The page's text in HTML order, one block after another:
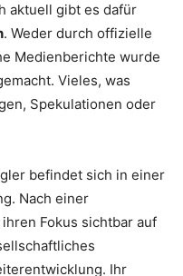
aktuell gibt es dafür
. Weder durch offizielle
Medienberichte wurde
Vieles, was
Spekulationen oder
befindet sich in einer
Nach einer
Fokus sichtbar auf
Ihr